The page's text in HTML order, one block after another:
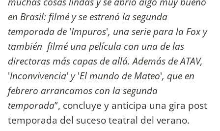
en Brasil: filmé y se estrenó la segunda
temporada de 'Impuros', una serie para la Fox y
también filmé una película con una de las
directoras más capas de allá. Además de ATAV,
'Inconvivencia' y'El mundo de Mateo', que en
febrero arrancamos con la segunda
temporada”, concluye y anticipa una gira post
temporada del suceso teatral del verano.